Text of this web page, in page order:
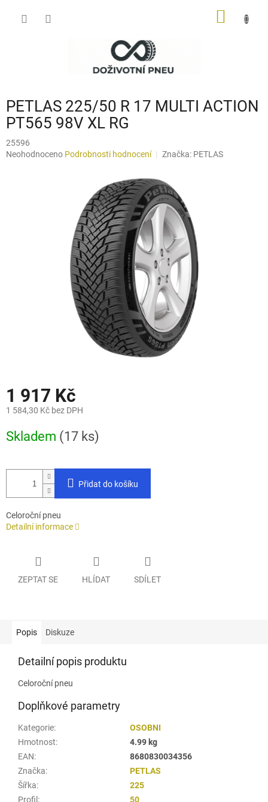
PETLAS 225/50 R 17 MULTI ACTION
PT565 98V XL RG
25596
Průměrné
Neohodnoceno Podrobnosti hodnocení Značka: PETLAS
1 917 Kč
1 584,30 Kč bez DPH
cena:
Skladem (17 ks)
Přidat do košíku
Celoroční pneu
Detailní informace
ZEPTAT SE HLÍDAT SDÍLET
Popis Diskuze
Detailní popis produktu
Celoroční pneu
Doplňkové parametry
Kategorie:
OSOBNI
Hmotnost:
4.99 kg
EAN:
8680830034356
Značka:
PETLAS
Šířka:
225
Profil :
50